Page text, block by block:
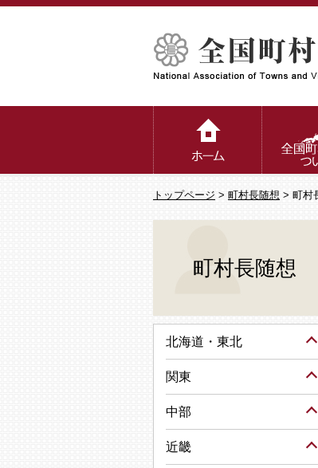
トップページ > 町村長随想 > 町村
町村長随想
北海道・東北
関東
中部
近畿